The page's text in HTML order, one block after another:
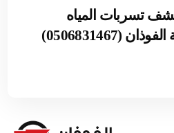
تسربات المياه
(0506831467)